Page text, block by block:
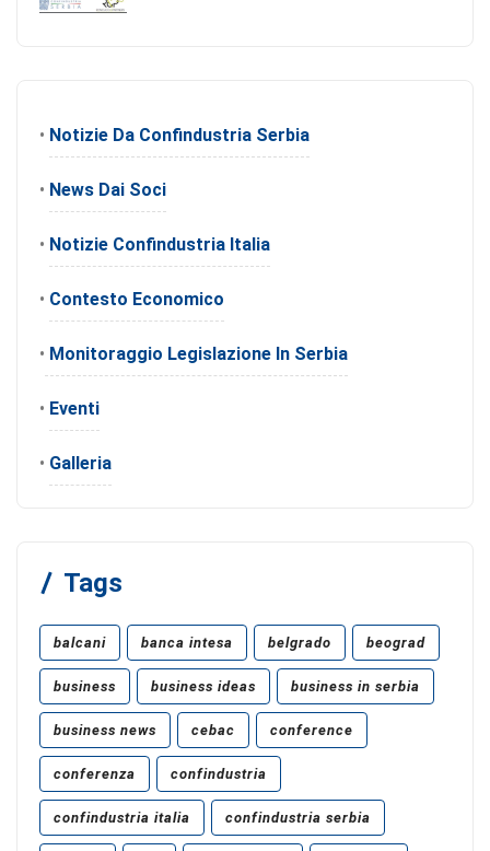
• Notizie Da Confindustria Serbia
• News Dai Soci
• Notizie Confindustria Italia
• Contesto Economico
• Monitoraggio Legislazione In Serbia
• Eventi
• Galleria
Tags
balcani banca intesa belgrado beograd
business business ideas business in serbia
business news cebac conference
conferenza confindustria
confindustria italia confindustria serbia